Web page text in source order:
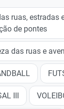
ruas, estradas
de pontes
das ruas e
III